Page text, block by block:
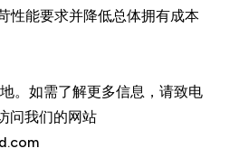
性能要求并降低总体拥有成本
。如需了解更多信息，请致电
问我们的网站